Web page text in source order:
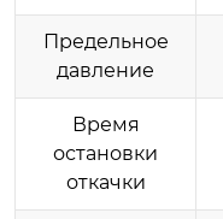
Предельное
давление
Время
остановки
откачки